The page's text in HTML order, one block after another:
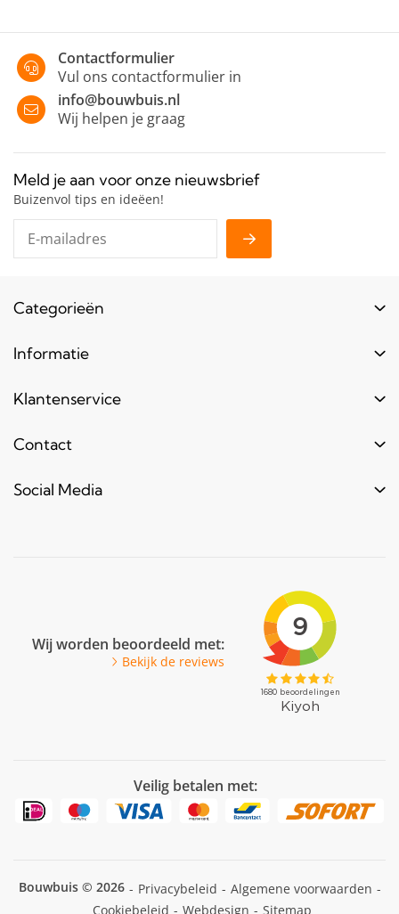
Contactformulier
Vul ons contactformulier in
info@bouwbuis.nl
Wij helpen je graag
Meld je aan voor onze nieuwsbrief
Buizenvol tips en ideëen!
Categorieën
Buizen
Hout
Toebehoren
Reclameframes
Informatie
Login
Bestel informatie
Blogs & laatste nieuws
Klantenservice
Contact
Retourneren
Contact
info@bouwbuis.nl
Social Media
Wij worden beoordeeld met:
Bekijk de reviews
Veilig betalen met:
Bouwbuis © 2026 - Privacybeleid - Algemene voorwaarden -
Cookiebeleid - Webdesign - Sitemap